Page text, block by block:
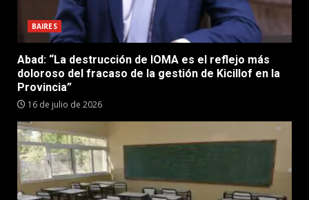
BAIRES
Abad: “La destrucción de IOMA es el reflejo más
doloroso del fracaso de la gestión de Kicillof en la
Provincia”
16 de julio de 2026